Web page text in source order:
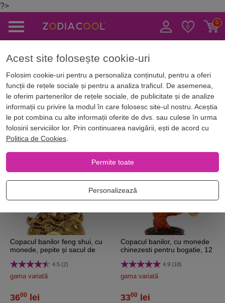
?>
Magazin Online Copacei feng shui și cristale Copacul banilor
Copacul banilor
Filtrează Cele mai noi Zodii chinezesti
Copacul banilor feng shui, cu
monede, pepite și sacul de
4.5 (2)
gama variată
3600 lei
Copacul banilor, cu monede
chinezesti pentru bogatie, 12
4.9 (18)
gama variată
3300 lei
Acest site folosește cookie-uri
Folosim cookie-uri pentru a personaliza conținutul, pentru a oferi
funcții de rețele sociale și pentru a analiza traficul. De asemenea,
le oferim partenerilor de rețele sociale, de publicitate și de analize
informații cu privire la modul în care folosesc site-ul nostru. Aceștia
le pot combina cu alte informații oferite de dvs. sau culese în urma
folosirii serviciilor lor. Prin continuarea navigării, ești de acord cu
Politica de Cookies.
Permite toate
Personalizează